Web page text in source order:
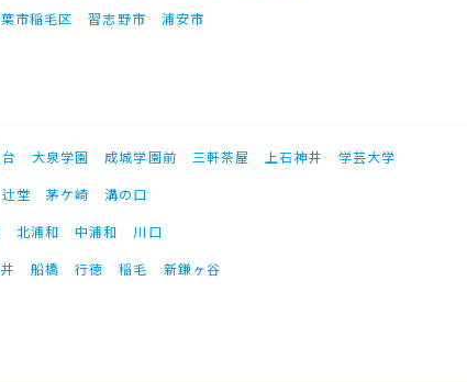
市稲毛区 習志野市 浦安市
大泉学園 成城学園前 三軒茶屋 上石神井
学芸大学
辻堂 茅ケ崎
溝の口
北浦和 中浦和
川口
船橋 行徳 稲毛 新鎌ヶ谷